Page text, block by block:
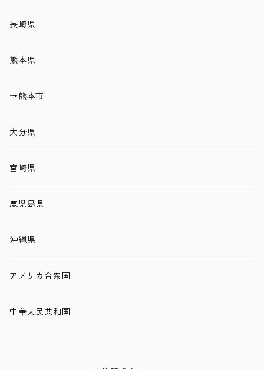
長崎県
熊本県
→熊本市
大分県
宮崎県
鹿児島県
沖縄県
アメリカ合衆国
中華人民共和国